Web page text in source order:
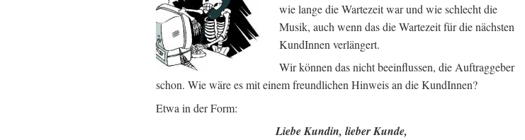
wie lange die Wartezeit war und wie schlecht die
Musik, auch wenn das die Wartezeit für die nächsten
KundInnen verlängert.
Wir können das nicht beeinflussen, die Auftraggeber
schon. Wie wäre es mit einem freundlichen Hinweis an die KundInnen?
Etwa in der Form:
Liebe Kundin, lieber Kunde,